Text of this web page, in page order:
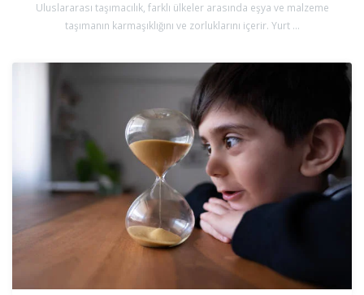
Uluslararası taşımacılık, farklı ülkeler arasında eşya ve malzeme
taşımanın karmaşıklığını ve zorluklarını içerir. Yurt ...